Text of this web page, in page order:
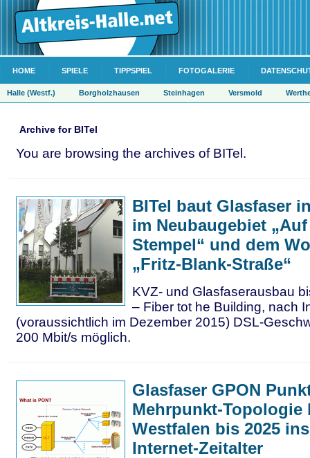
HOME SPIELE TIPPSPIEL FOTOGALERIE
Halle (Westf.) Borgholzhausen Steinhagen Versmold
Archive for BITel
You are browsing the archives of BITel.
BITel baut Glasfaser
im Neubaugebiet
Stempel“ und dem
„Fritz-Blank-Straße“
KVZ- und Glasfaserausbau
– Fiber tot he Building, nach
(voraussichtlich im Dezember 2015) DSL-
200 Mbit/s möglich.
Glasfaser GPON
Mehrpunkt-Topologie
Westfalen bis 2025
Internet-Zeitalter